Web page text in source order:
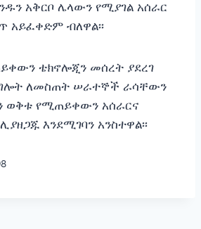
አቅርቦ ሌላውን የሚያገል አሰራር
አይፈቀድም ብለዋል፡፡
ቴክኖሎጂን መሰረት ያደረገ
ለመስጠት ሠራተኞች ራሳቸውን
ወቅቱ የሚጠይቀውን አሰራርና
እንደሚገባን አንስተዋል፡፡